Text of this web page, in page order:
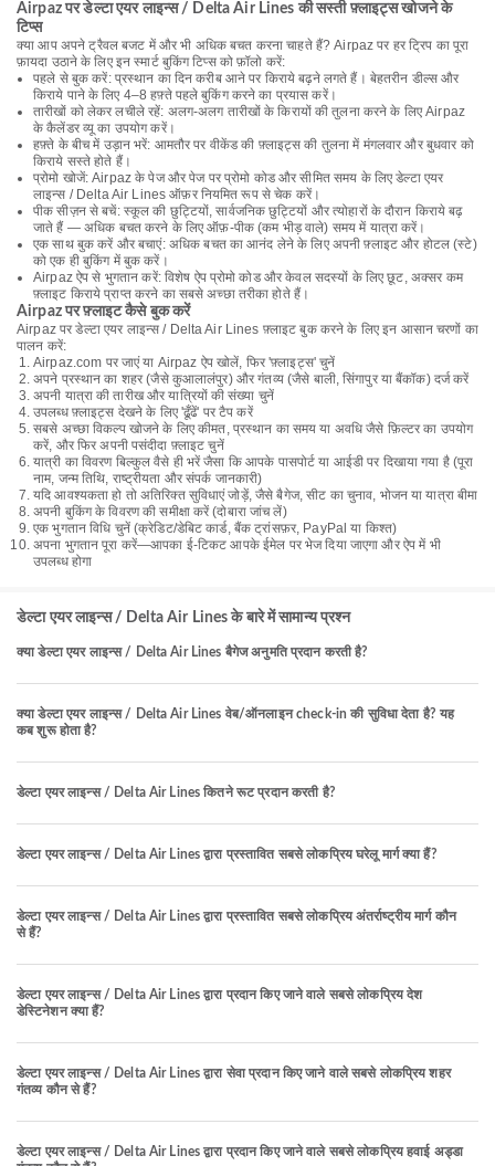
Airpaz पर डेल्टा एयर लाइन्स / Delta Air Lines की सस्ती फ़्लाइट्स खोजने के
टिप्स
क्या आप अपने ट्रैवल बजट में और भी अधिक बचत करना चाहते हैं? Airpaz पर हर ट्रिप का पूरा
फ़ायदा उठाने के लिए इन स्मार्ट बुकिंग टिप्स को फ़ॉलो करें:
पहले से बुक करें: प्रस्थान का दिन करीब आने पर किराये बढ़ने लगते हैं। बेहतरीन डील्स और
किराये पाने के लिए 4–8 हफ़्ते पहले बुकिंग करने का प्रयास करें।
तारीखों को लेकर लचीले रहें: अलग-अलग तारीखों के किरायों की तुलना करने के लिए Airpaz
के कैलेंडर व्यू का उपयोग करें।
हफ़्ते के बीच में उड़ान भरें: आमतौर पर वीकेंड की फ़्लाइट्स की तुलना में मंगलवार और बुधवार को
किराये सस्ते होते हैं।
प्रोमो खोजें: Airpaz के पेज और पेज पर प्रोमो कोड और सीमित समय के लिए डेल्टा एयर
लाइन्स / Delta Air Lines ऑफ़र नियमित रूप से चेक करें।
पीक सीज़न से बचें: स्कूल की छुट्टियों, सार्वजनिक छुट्टियों और त्योहारों के दौरान किराये बढ़
जाते हैं — अधिक बचत करने के लिए ऑफ़-पीक (कम भीड़ वाले) समय में यात्रा करें।
एक साथ बुक करें और बचाएं: अधिक बचत का आनंद लेने के लिए अपनी फ़्लाइट और होटल (स्टे)
को एक ही बुकिंग में बुक करें।
Airpaz ऐप से भुगतान करें: विशेष ऐप प्रोमो कोड और केवल सदस्यों के लिए छूट, अक्सर कम
फ़्लाइट किराये प्राप्त करने का सबसे अच्छा तरीका होते हैं।
Airpaz पर फ़्लाइट कैसे बुक करें
Airpaz पर डेल्टा एयर लाइन्स / Delta Air Lines फ़्लाइट बुक करने के लिए इन आसान चरणों का
पालन करें:
Airpaz.com पर जाएं या Airpaz ऐप खोलें, फिर 'फ़्लाइट्स' चुनें
अपने प्रस्थान का शहर (जैसे कुआलालंपुर) और गंतव्य (जैसे बाली, सिंगापुर या बैंकॉक) दर्ज करें
अपनी यात्रा की तारीख और यात्रियों की संख्या चुनें
उपलब्ध फ़्लाइट्स देखने के लिए 'ढूँढें' पर टैप करें
सबसे अच्छा विकल्प खोजने के लिए कीमत, प्रस्थान का समय या अवधि जैसे फ़िल्टर का उपयोग
करें, और फिर अपनी पसंदीदा फ़्लाइट चुनें
यात्री का विवरण बिल्कुल वैसे ही भरें जैसा कि आपके पासपोर्ट या आईडी पर दिखाया गया है (पूरा
नाम, जन्म तिथि, राष्ट्रीयता और संपर्क जानकारी)
यदि आवश्यकता हो तो अतिरिक्त सुविधाएं जोड़ें, जैसे बैगेज, सीट का चुनाव, भोजन या यात्रा बीमा
अपनी बुकिंग के विवरण की समीक्षा करें (दोबारा जांच लें)
एक भुगतान विधि चुनें (क्रेडिट/डेबिट कार्ड, बैंक ट्रांसफ़र, PayPal या किश्त)
अपना भुगतान पूरा करें—आपका ई-टिकट आपके ईमेल पर भेज दिया जाएगा और ऐप में भी
उपलब्ध होगा
डेल्टा एयर लाइन्स / Delta Air Lines के बारे में सामान्य प्रश्न
क्या डेल्टा एयर लाइन्स / Delta Air Lines बैगेज अनुमति प्रदान करती है?
क्या डेल्टा एयर लाइन्स / Delta Air Lines वेब/ऑनलाइन check-in की सुविधा देता है? यह
कब शुरू होता है?
डेल्टा एयर लाइन्स / Delta Air Lines कितने रूट प्रदान करती है?
डेल्टा एयर लाइन्स / Delta Air Lines द्वारा प्रस्तावित सबसे लोकप्रिय घरेलू मार्ग क्या हैं?
डेल्टा एयर लाइन्स / Delta Air Lines द्वारा प्रस्तावित सबसे लोकप्रिय अंतर्राष्ट्रीय मार्ग कौन
से हैं?
डेल्टा एयर लाइन्स / Delta Air Lines द्वारा प्रदान किए जाने वाले सबसे लोकप्रिय देश
डेस्टिनेशन क्या हैं?
डेल्टा एयर लाइन्स / Delta Air Lines द्वारा सेवा प्रदान किए जाने वाले सबसे लोकप्रिय शहर
गंतव्य कौन से हैं?
डेल्टा एयर लाइन्स / Delta Air Lines द्वारा प्रदान किए जाने वाले सबसे लोकप्रिय हवाई अड्डा